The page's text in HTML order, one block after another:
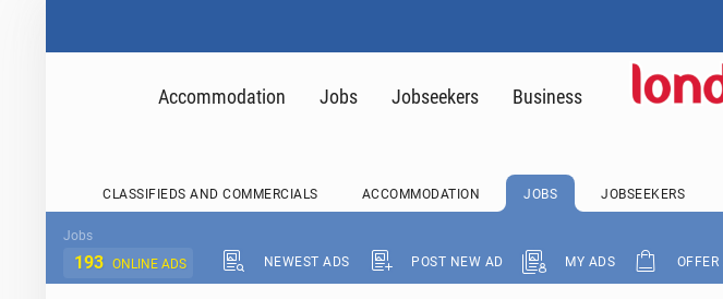
Accommodation Jobs Jobseekers Business
CLASSIFIEDS AND COMMERCIALS ACCOMMODATION JOBS JOBSEEKERS
Jobs
193 ONLINE ADS NEWEST ADS POST NEW AD MY ADS